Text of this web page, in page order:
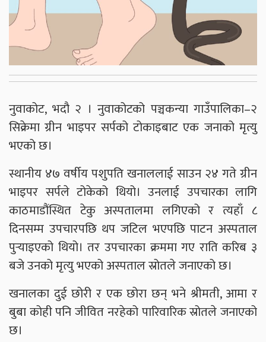
नुवाकोट, भदौ २ । नुवाकोटको पञ्चकन्या गाउँपालिका–२
सिक्रेमा ग्रीन भाइपर सर्पको टोकाइबाट एक जनाको मृत्यु
भएको छ।
स्थानीय ४७ वर्षीय पशुपति खनाललाई साउन २४ गते ग्रीन
भाइपर सर्पले टोकेको थियो। उनलाई उपचारका लागि
काठमाडौंस्थित टेकु अस्पतालमा लगिएको र त्यहाँ ८
दिनसम्म उपचारपछि थप जटिल भएपछि पाटन अस्पताल
पुर्‍याइएको थियो। तर उपचारका क्रममा गए राति करिब ३
बजे उनको मृत्यु भएको अस्पताल स्रोतले जनाएको छ।
खनालका दुई छोरी र एक छोरा छन् भने श्रीमती, आमा र
बुबा कोही पनि जीवित नरहेको पारिवारिक स्रोतले जनाएको
छ।